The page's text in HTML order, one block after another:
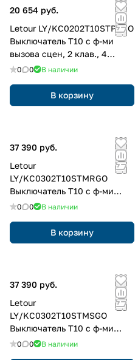
20 654 руб.
Letour LY/KC0202T10STPSGO
Выключатель Т10 с ф-ми
вызова сцен, 2 клав., 4
кнопки, пластик, квадр.,
0 0 В наличии
В корзину
37 390 руб.
Letour
LY/KC0302T10STMRGO
Выключатель Т10 с ф-ми
вызова сцен, 3 клав., 6
0 0 В наличии
В корзину
37 390 руб.
Letour
LY/KC0302T10STMSGO
Выключатель Т10 с ф-ми
вызова сцен, 3 клав., 6
0 0 В наличии